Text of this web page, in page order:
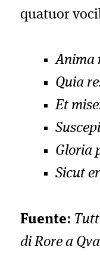
quatuor
Anima
Quia
Et
Gloria
Sicut
Fuente:
di Rore a